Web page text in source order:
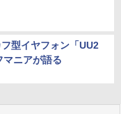
型イヤフォン「UU2
マニアが語る